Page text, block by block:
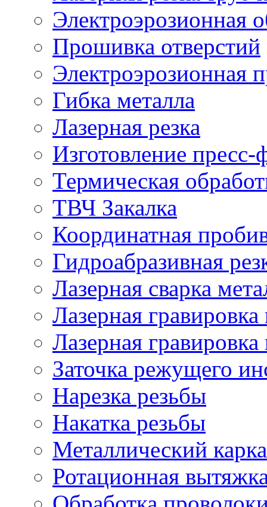
Электроэрозионная
Прошивка отверстий
Электроэрозионная
Гибка металла
Лазерная резка
Изготовление
Термическая
ТВЧ Закалка
Координатная
Гидроабразивная
Лазерная сварка
Лазерная гравировка
Лазерная
Заточка режущего
Нарезка резьбы
Накатка резьбы
Металлический
Ротационная